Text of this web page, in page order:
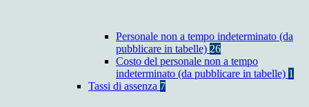
Personale non a tempo indeterminato (da
pubblicare in tabelle) 26
Costo del personale non a tempo
indeterminato (da pubblicare in tabelle) 1
Tassi di assenza 7